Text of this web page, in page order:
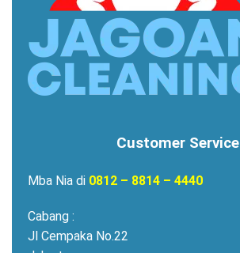
Customer Service
Mba Nia di 0812 – 8814 – 4440
Cabang :
Jl Cempaka No.22